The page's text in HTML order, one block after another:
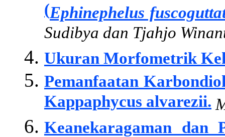
(Ephinephelus
Sudibya dan Tjahjo
Ukuran Morfometrik
Pemanfaatan
Kappaphycus alvarezii.
Keanekaragaman dan